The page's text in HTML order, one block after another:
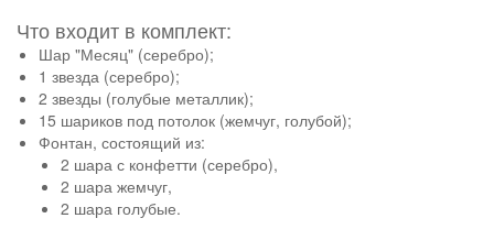
Что входит в комплект:
Шар "Месяц" (серебро);
1 звезда (серебро);
2 звезды (голубые металлик);
15 шариков под потолок (жемчуг, голубой);
Фонтан, состоящий из:
2 шара с конфетти (серебро),
2 шара жемчуг,
2 шара голубые.